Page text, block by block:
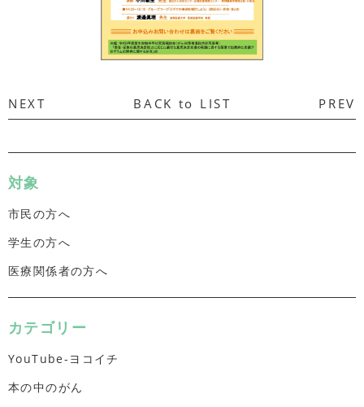
NEXT BACK to LIST PREV
対象
市民の方へ
学生の方へ
医療関係者の方へ
カテゴリー
YouTube-ヨコイチ
本の中のがん